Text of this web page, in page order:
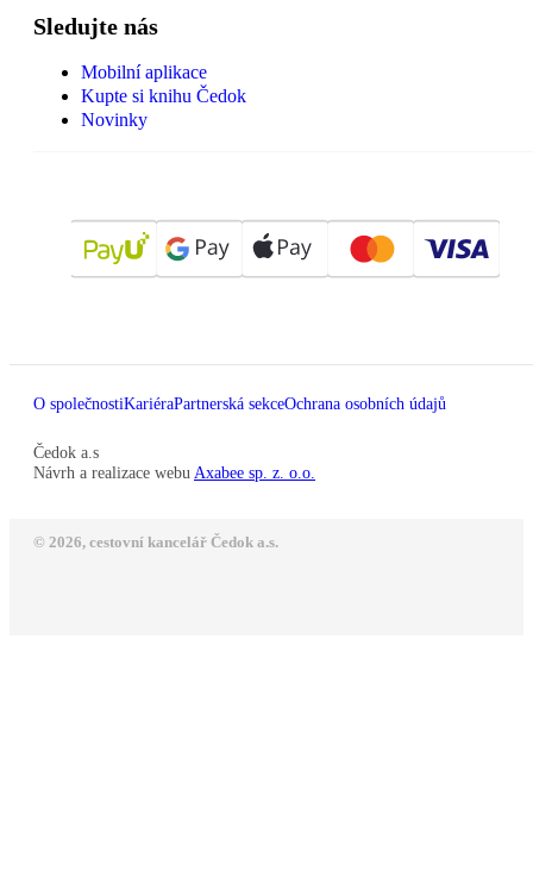
Sledujte nás
Mobilní aplikace
Kupte si knihu Čedok
Novinky
O společnostiKariéraPartnerská sekceOchrana osobních údajů
Čedok a.s
Návrh a realizace webu Axabee sp. z. o.o.
© 2026, cestovní kancelář Čedok a.s.